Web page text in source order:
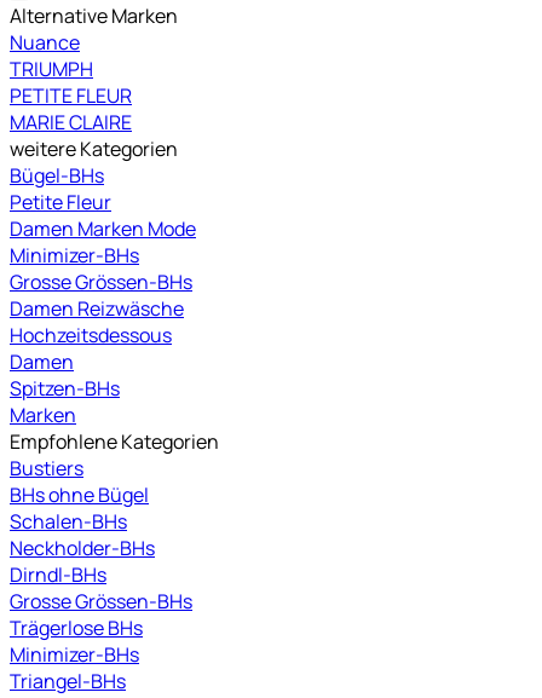
Alternative Marken
Nuance
TRIUMPH
PETITE FLEUR
MARIE CLAIRE
weitere Kategorien
Bügel-BHs
Petite Fleur
Damen Marken Mode
Minimizer-BHs
Grosse Grössen-BHs
Damen Reizwäsche
Hochzeitsdessous
Damen
Spitzen-BHs
Marken
Empfohlene Kategorien
Bustiers
BHs ohne Bügel
Schalen-BHs
Neckholder-BHs
Dirndl-BHs
Grosse Grössen-BHs
Trägerlose BHs
Minimizer-BHs
Triangel-BHs